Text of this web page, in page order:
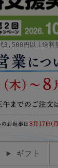
3,500円以上送料